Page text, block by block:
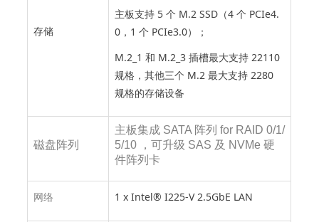
存储
主板支持 5 个 M.2 SSD（4 个 PCIe4.
0，1 个 PCIe3.0）；
M.2_1 和 M.2_3 插槽最大支持 22110
规格，其他三个 M.2 最大支持 2280
规格的存储设备
磁盘阵列
主板集成 SATA 阵列 for RAID 0/1/
5/10 ，可升级 SAS 及 NVMe 硬
件阵列卡
网络 1 x Intel® I225-V 2.5GbE LAN